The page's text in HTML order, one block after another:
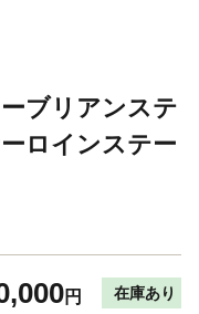
ブリアンステ
ロインステー
円 在庫あり